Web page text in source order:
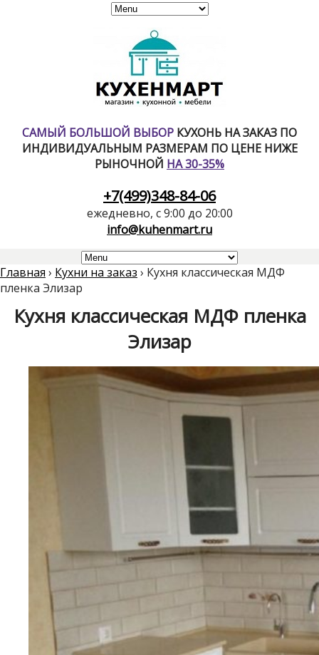
САМЫЙ БОЛЬШОЙ ВЫБОР КУХОНЬ НА ЗАКАЗ ПО
ИНДИВИДУАЛЬНЫМ РАЗМЕРАМ ПО ЦЕНЕ НИЖЕ
РЫНОЧНОЙ НА 30-35%
+7(499)348-84-06
ежедневно, с 9:00 до 20:00
info@kuhenmart.ru
Главная › Кухни на заказ › Кухня классическая МДФ
пленка Элизар
Кухня классическая МДФ пленка
Элизар